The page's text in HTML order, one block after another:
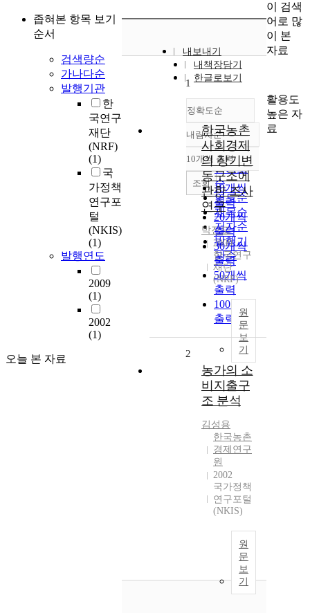
좁혀본 항목 보기
순서
검색량순
가나다순
발행기관
한
국연구
재단
(NRF)
(1)
국
가정책
연구포
털
(NKIS)
(1)
발행연도
2009
(1)
2002
(1)
오늘 본 자료
내보내기
내책장담기
한글로보기
정확도순
정확도
순
인기도
순
연도순
제목순
저자순
발행기
관순
내림차순
내림차순
10개씩 출력
10개씩
출력
20개씩
출력
30개씩
출력
50개씩
출력
100개씩
출력
조회
1
한국농촌
사회경제
의 장기변
동구조에
관한 조사
연구
박진도
2009
한국연구
재단
(NRF)
원
문
보
기
2
농가의 소
비지출구
조 분석
김성용
한국농촌
경제연구
원
2002
국가정책
연구포털
(NKIS)
원
문
보
기
이 검색
어로 많
이 본
자료
활용도
높은 자
료